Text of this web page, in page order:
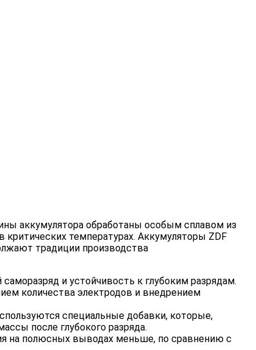
аккумулятора обработаны особым сплавом из
температурах. Аккумуляторы ZDF
традиции производства
и устойчивость к глубоким разрядам.
количества электродов и внедрением
специальные добавки, которые,
после глубокого разряда.
на полюсных выводах меньше, по сравнению с